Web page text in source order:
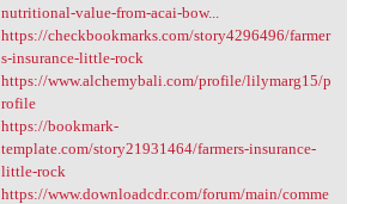
nutritional-value-from-acai-bow...
https://checkbookmarks.com/story4296496/farmer
s-insurance-little-rock
https://www.alchemybali.com/profile/lilymarg15/p
rofile
https://bookmark-
template.com/story21931464/farmers-insurance-
little-rock
https://www.downloadcdr.com/forum/main/comme